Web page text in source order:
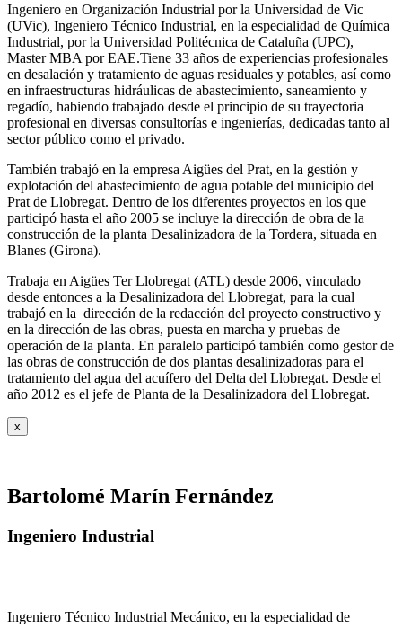
Ingeniero en Organización Industrial por la Universidad de Vic
(UVic), Ingeniero Técnico Industrial, en la especialidad de Química
Industrial, por la Universidad Politécnica de Cataluña (UPC),
Master MBA por EAE.Tiene 33 años de experiencias profesionales
en desalación y tratamiento de aguas residuales y potables, así como
en infraestructuras hidráulicas de abastecimiento, saneamiento y
regadío, habiendo trabajado desde el principio de su trayectoria
profesional en diversas consultorías e ingenierías, dedicadas tanto al
sector público como el privado.
También trabajó en la empresa Aigües del Prat, en la gestión y
explotación del abastecimiento de agua potable del municipio del
Prat de Llobregat. Dentro de los diferentes proyectos en los que
participó hasta el año 2005 se incluye la dirección de obra de la
construcción de la planta Desalinizadora de la Tordera, situada en
Blanes (Girona).
Trabaja en Aigües Ter Llobregat (ATL) desde 2006, vinculado
desde entonces a la Desalinizadora del Llobregat, para la cual
trabajó en la dirección de la redacción del proyecto constructivo y
en la dirección de las obras, puesta en marcha y pruebas de
operación de la planta. En paralelo participó también como gestor de
las obras de construcción de dos plantas desalinizadoras para el
tratamiento del agua del acuífero del Delta del Llobregat. Desde el
año 2012 es el jefe de Planta de la Desalinizadora del Llobregat.
x
Bartolomé Marín Fernández
Ingeniero Industrial
Ingeniero Técnico Industrial Mecánico, en la especialidad de